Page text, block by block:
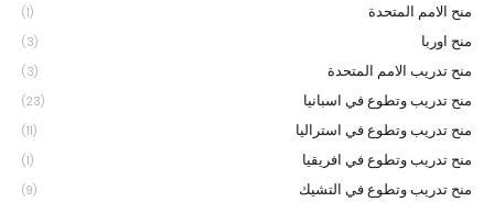
منح الامم المتحدة (1)
منح اوربا (3)
منح تدريب الامم المتحدة (3)
منح تدريب وتطوع في اسبانيا (23)
منح تدريب وتطوع في استراليا (11)
منح تدريب وتطوع في افريقيا (1)
منح تدريب وتطوع في التشيك (9)